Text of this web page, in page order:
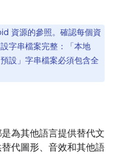
資源的參照。確認每個資
字串檔案完整：「本地
設」 字串檔案必須包含全
為其他語言提供替代文
代圖形、音效和其他語